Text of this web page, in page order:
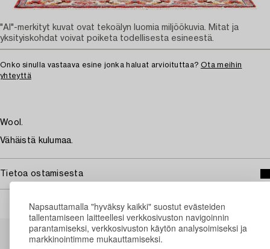
Napsauttamalla "hyväksy kaikki" suostut evästeiden
tallentamiseen laitteellesi verkkosivuston navigoinnin
parantamiseksi, verkkosivuston käytön analysoimiseksi ja
markkinointimme mukauttamiseksi.
Onko sinulla vastaava esine jonka haluat arvioituttaa? Ota meihin
yhteyttä
Wool.
Vähäistä kulumaa.
Tietoa ostamisesta
"AI"-merkityt kuvat ovat tekoälyn luomia miljöökuvia. Mitat ja
yksityiskohdat voivat poiketa todellisesta esineestä.
Muiden katsomia kohteita